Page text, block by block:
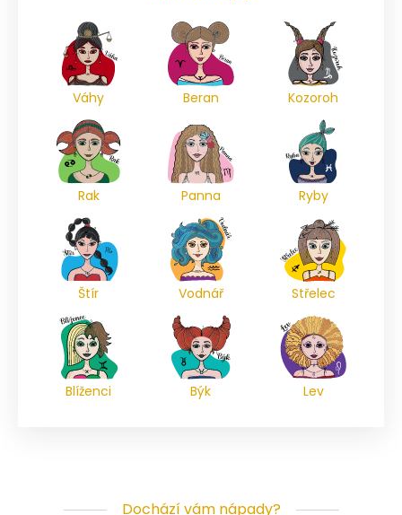
Váhy Beran Kozoroh
Rak Panna Ryby
Štír Vodnář Střelec
Blíženci Býk Lev
Dochází vám nápady?